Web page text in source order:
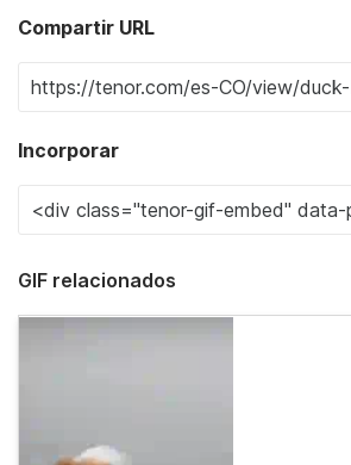
Compartir URL
Incorporar
GIF relacionados